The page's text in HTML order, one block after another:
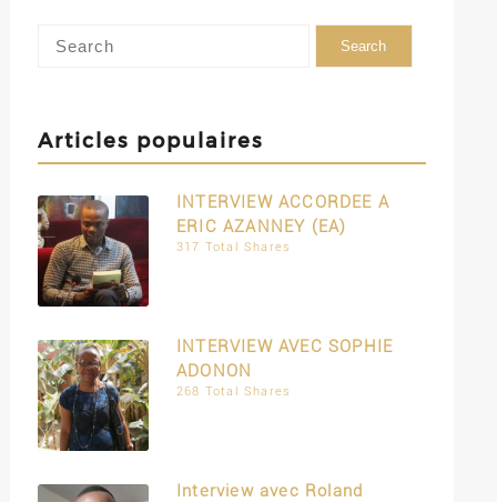
Articles populaires
INTERVIEW ACCORDEE A
ERIC AZANNEY (EA)
317 Total Shares
INTERVIEW AVEC SOPHIE
ADONON
268 Total Shares
Interview avec Roland